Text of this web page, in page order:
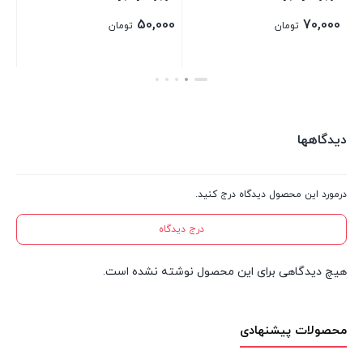
50,000 تومان
دیدگاهها
درمورد این محصول دیدگاه درج کنید.
درج دیدگاه
هیچ دیدگاهی برای این محصول نوشته نشده است.
محصولات پیشنهادی